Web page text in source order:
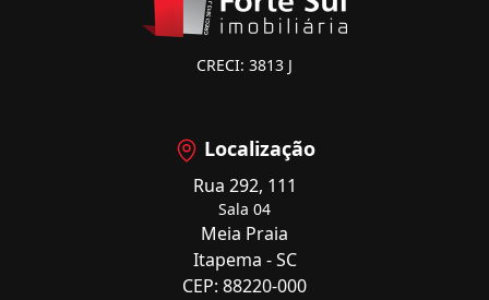
CRECI: 3813 J
Localização
Rua 292, 111
Sala 04
Meia Praia
Itapema - SC
CEP: 88220-000